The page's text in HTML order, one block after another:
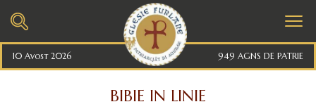
10 Avost 2026 949 AGNS DE PATRIE
BIBIE IN LINIE